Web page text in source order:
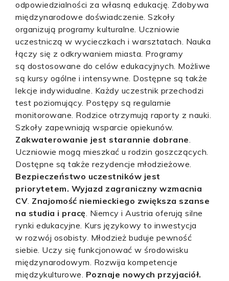
odpowiedzialności za własną edukację. Zdobywa
międzynarodowe doświadczenie. Szkoły
organizują programy kulturalne. Uczniowie
uczestniczą w wycieczkach i warsztatach. Nauka
łączy się z odkrywaniem miasta. Programy
są dostosowane do celów edukacyjnych. Możliwe
są kursy ogólne i intensywne. Dostępne są także
lekcje indywidualne. Każdy uczestnik przechodzi
test poziomujący. Postępy są regularnie
monitorowane. Rodzice otrzymują raporty z nauki.
Szkoły zapewniają wsparcie opiekunów.
Zakwaterowanie jest starannie dobrane.
Uczniowie mogą mieszkać u rodzin goszczących.
Dostępne są także rezydencje młodzieżowe.
Bezpieczeństwo uczestników jest
priorytetem. Wyjazd zagraniczny wzmacnia
CV. Znajomość niemieckiego zwiększa szanse
na studia i pracę. Niemcy i Austria oferują silne
rynki edukacyjne. Kurs językowy to inwestycja
w rozwój osobisty. Młodzież buduje pewność
siebie. Uczy się funkcjonować w środowisku
międzynarodowym. Rozwija kompetencje
międzykulturowe. Poznaje nowych przyjaciół.